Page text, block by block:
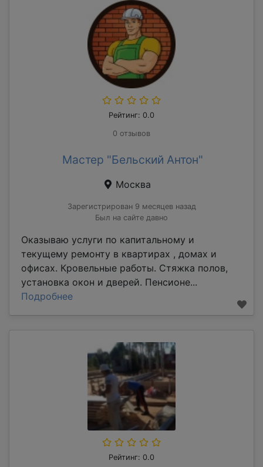
Рейтинг: 0.0
0 отзывов
Мастер "Бельский Антон"
Москва
Зарегистрирован 9 месяцев назад
Был на сайте давно
Оказываю услуги по капитальному и
текущему ремонту в квартирах , домах и
офисах. Кровельные работы. Стяжка полов,
установка окон и дверей. Пенсионе...
Подробнее
Рейтинг: 0.0